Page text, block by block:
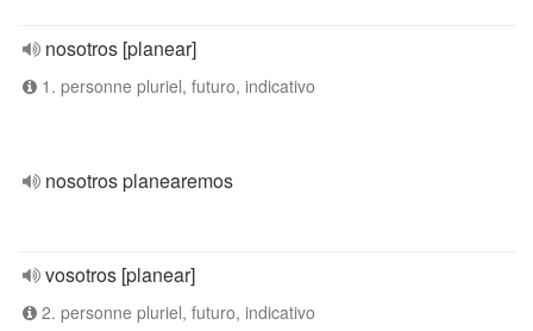
nosotros [planear]
1. personne pluriel, futuro, indicativo
nosotros planearemos
vosotros [planear]
2. personne pluriel, futuro, indicativo